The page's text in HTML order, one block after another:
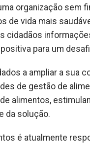
organização
de vida mais
cidadãos
para um
a ampliar a sua
de gestão de
alimentos,
da solução.
é atualmente